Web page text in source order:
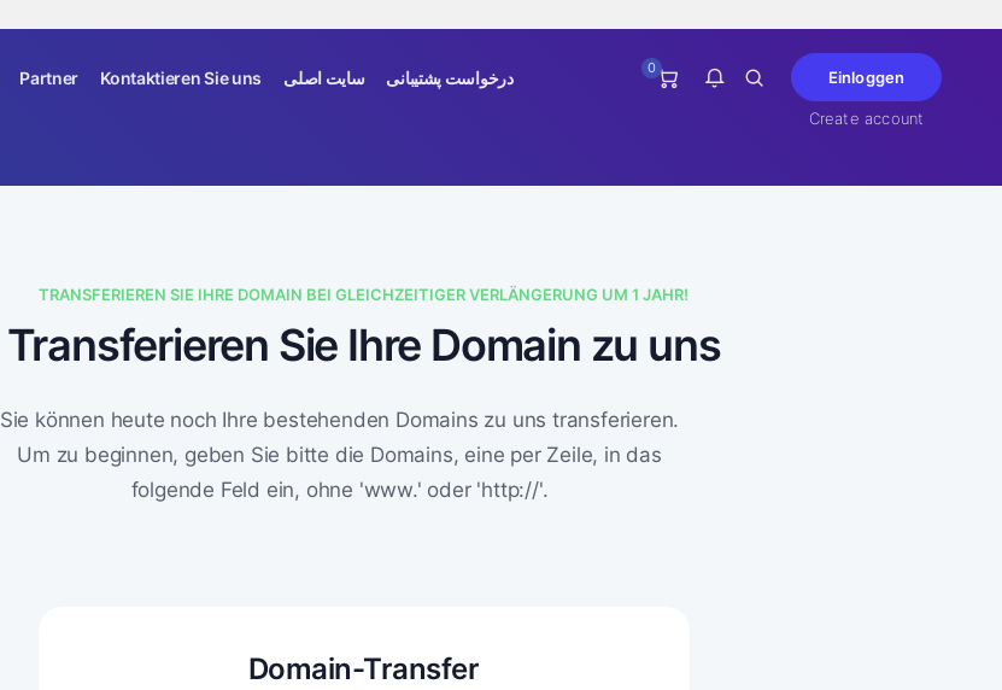
Partner Kontaktieren Sie uns سایت اصلی درخواست پشتیبانی 0
Einloggen
Create account
TRANSFERIEREN SIE IHRE DOMAIN BEI GLEICHZEITIGER VERLÄNGERUNG UM 1 JAHR!
Transferieren Sie Ihre Domain zu uns
Sie können heute noch Ihre bestehenden Domains zu uns transferieren.
Um zu beginnen, geben Sie bitte die Domains, eine per Zeile, in das
folgende Feld ein, ohne 'www.' oder 'http://'.
Domain-Transfer